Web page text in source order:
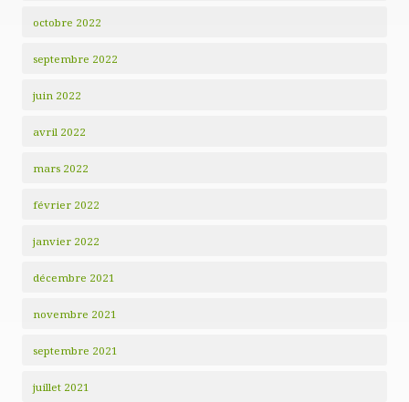
octobre 2022
septembre 2022
juin 2022
avril 2022
mars 2022
février 2022
janvier 2022
décembre 2021
novembre 2021
septembre 2021
juillet 2021